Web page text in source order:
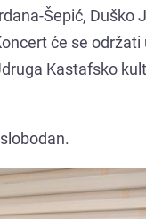
Šepić, Duško
će se održati
Kastafsko